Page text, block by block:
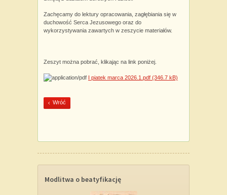
Zachęcamy do lektury opracowania, zagłębiania się w
duchowość Serca Jezusowego oraz do
wykorzystywania zawartych w zeszycie materiałów.
Zeszyt można pobrać, klikając na link poniżej.
I piatek marca 2026.1.pdf (346.7 kB)
Wróć
Modlitwa o beatyfikację